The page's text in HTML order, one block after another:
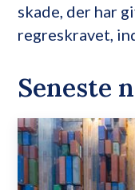
skade, der har
regreskravet,
Seneste